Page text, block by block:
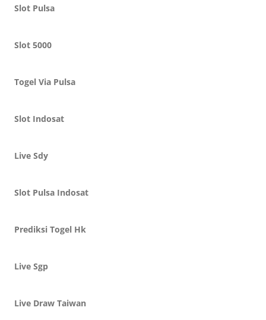
Slot Pulsa
Slot 5000
Togel Via Pulsa
Slot Indosat
Live Sdy
Slot Pulsa Indosat
Prediksi Togel Hk
Live Sgp
Live Draw Taiwan